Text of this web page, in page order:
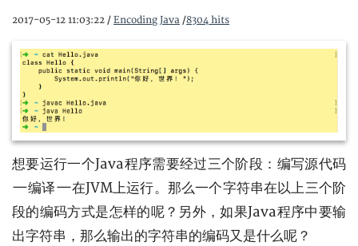
2017-05-12 11:03:22 / Encoding Java /8304 hits
想要运行一个Java程序需要经过三个阶段：编写源代码
—编译—在JVM上运行。那么一个字符串在以上三个阶
段的编码方式是怎样的呢？另外，如果Java程序中要输
出字符串，那么输出的字符串的编码又是什么呢？